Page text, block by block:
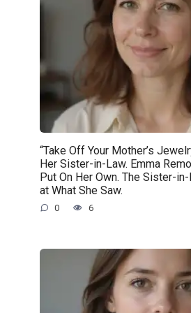
“Take Off Your Mother’s
Her Sister-in-Law. Emma
Put On Her Own. The Sister-
at What She Saw.
0 6